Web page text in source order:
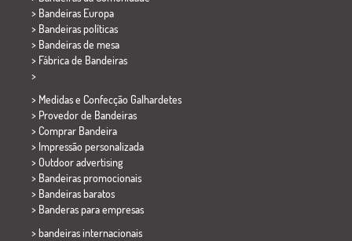
> Bandeiras Europa
> Bandeiras políticas
> Bandeiras de mesa
> Fábrica de Bandeiras
>
> Medidas e Confecção Galhardetes
> Provedor de Bandeiras
> Comprar Bandeira
> Impressão personalizada
> Outdoor advertising
> Bandeiras promocionais
> Bandeiras baratos
> Banderas para empresas
> bandeiras internacionais